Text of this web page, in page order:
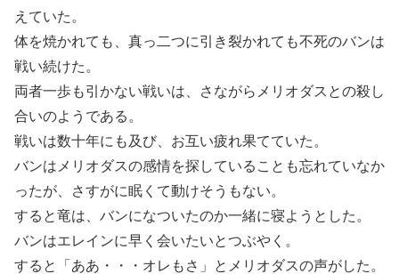
えていた。
体を焼かれても、真っ二つに引き裂かれても不死のバンは
戦い続けた。
両者一歩も引かない戦いは、さながらメリオダスとの殺し
合いのようである。
戦いは数十年にも及び、お互い疲れ果てていた。
バンはメリオダスの感情を探していることも忘れていなか
ったが、さすがに眠くて動けそうもない。
すると竜は、バンになついたのか一緒に寝ようとした。
バンはエレインに早く会いたいとつぶやく。
すると「ああ・・・オレもさ」とメリオダスの声がした。